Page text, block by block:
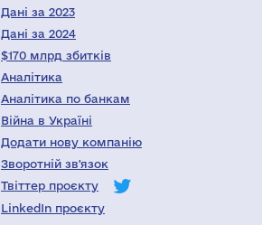
Дані за 2023
Дані за 2024
$170 млрд збитків
Аналітика
Аналітика по банкам
Війна в Україні
Додати нову компанію
Зворотній зв'язок
Твіттер проєкту
LinkedIn проєкту